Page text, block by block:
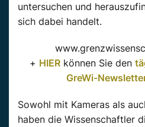
untersuchen und
sich dabei handelt.
+ HIER können Sie den
GreWi-
Sowohl mit Kameras als
haben die Wissenschaftler